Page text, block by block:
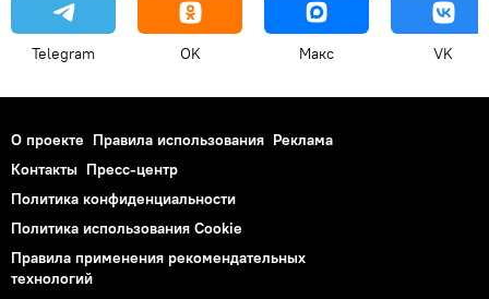
Telegram OK Макс VK
О проекте Правила использования Реклама
Контакты Пресс-центр
Политика конфиденциальности
Политика использования Cookie
Правила применения рекомендательных
технологий